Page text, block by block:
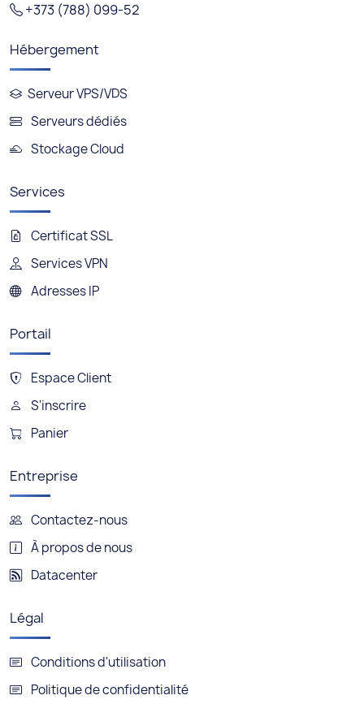
+373 (788) 099-52
Hébergement
Serveur VPS/VDS
Serveurs dédiés
Stockage Cloud
Services
Certificat SSL
Services VPN
Adresses IP
Portail
Espace Client
S'inscrire
Panier
Entreprise
Contactez-nous
À propos de nous
Datacenter
Légal
Conditions d'utilisation
Politique de confidentialité